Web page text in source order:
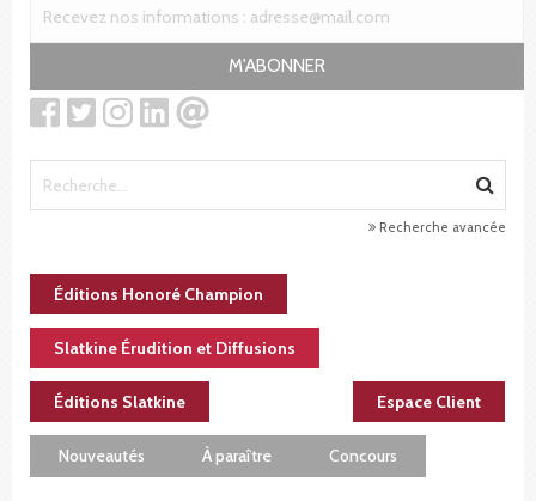
M'ABONNER
Recherche avancée
Éditions Honoré Champion
Slatkine Érudition et Diffusions
Éditions Slatkine Espace Client
Nouveautés À paraître Concours